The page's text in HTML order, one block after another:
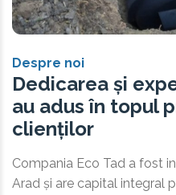
Despre noi
Dedicarea și
au adus în topul
clienților
Compania Eco Tad a fost
Arad și are capital integral